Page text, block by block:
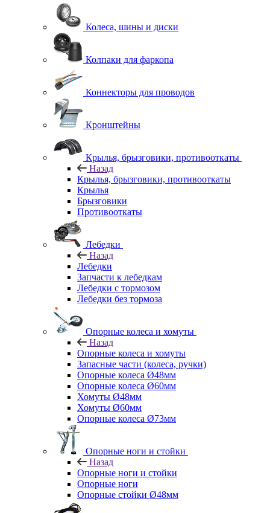
Колеса, шины и диски
Колпаки для фаркопа
Коннекторы для проводов
Кронштейны
Крылья, брызговики, противооткаты
Назад
Крылья, брызговики, противооткаты
Крылья
Брызговики
Противооткаты
Лебедки
Назад
Лебедки
Запчасти к лебедкам
Лебедки с тормозом
Лебедки без тормоза
Опорные колеса и хомуты
Назад
Опорные колеса и хомуты
Запасные части (колеса, ручки)
Опорные колеса Ø48мм
Опорные колеса Ø60мм
Хомуты Ø48мм
Хомуты Ø60мм
Опорные колеса Ø73мм
Опорные ноги и стойки
Назад
Опорные ноги и стойки
Опорные ноги
Опорные стойки Ø48мм